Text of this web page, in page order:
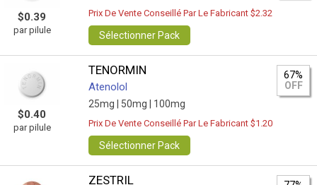
$0.39
par pilule
Prix De Vente Conseillé Par Le Fabricant $2.32
Sélectionner Pack
$0.40
par pilule
TENORMIN
Atenolol
25mg | 50mg | 100mg
67%
OFF
Prix De Vente Conseillé Par Le Fabricant $1.20
Sélectionner Pack
ZESTRIL